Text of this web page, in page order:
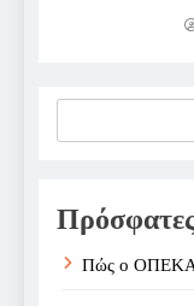
Πώς ο ΟΠΕΚΑ